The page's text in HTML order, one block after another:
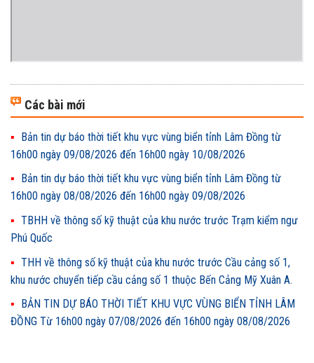
Các bài mới
Bản tin dự báo thời tiết khu vực vùng biển tỉnh Lâm Đồng từ
16h00 ngày 09/08/2026 đến 16h00 ngày 10/08/2026
Bản tin dự báo thời tiết khu vực vùng biển tỉnh Lâm Đồng từ
16h00 ngày 08/08/2026 đến 16h00 ngày 09/08/2026
TBHH về thông số kỹ thuật của khu nước trước Trạm kiểm ngư
Phú Quốc
THH về thông số kỹ thuật của khu nước trước Cầu cảng số 1,
khu nước chuyển tiếp cầu cảng số 1 thuộc Bến Cảng Mỹ Xuân A.
BẢN TIN DỰ BÁO THỜI TIẾT KHU VỰC VÙNG BIỂN TỈNH LÂM
ĐỒNG Từ 16h00 ngày 07/08/2026 đến 16h00 ngày 08/08/2026